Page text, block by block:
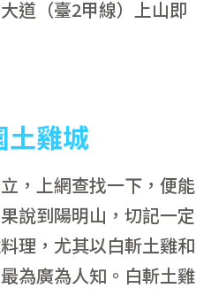
道（臺2甲線）上山即
土雞城
，上網查找一下，便能
說到陽明山，切記一定
理，尤其以白斬土雞和
為廣為人知。白斬土雞